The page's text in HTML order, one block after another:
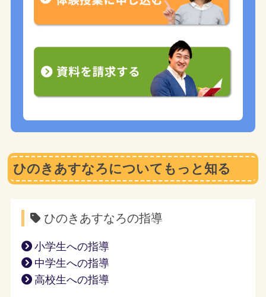
ひのきあすなろについてもっと知る
ひのきあすなろの指導
小学生への指導
中学生への指導
高校生への指導